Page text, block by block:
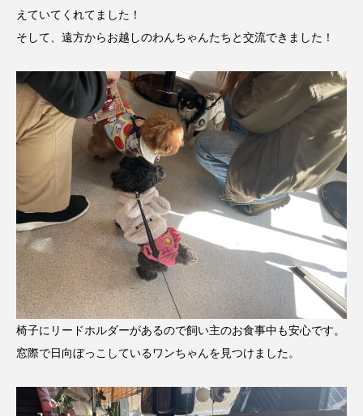
えていてくれてました！
そして、遠方からお越しのわんちゃんたちと交流できました！
椅子にリードホルダーがあるので飼い主のお食事中も安心です。
窓際で日向ぼっこしているワンちゃんを見つけました。